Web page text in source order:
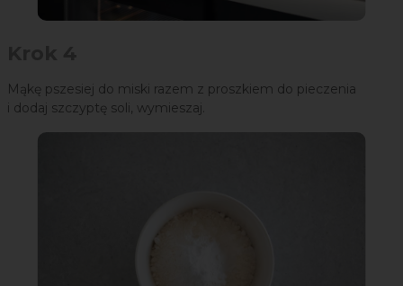
Mąkę pszesiej do miski razem z proszkiem do pieczenia
i dodaj szczyptę soli, wymieszaj.